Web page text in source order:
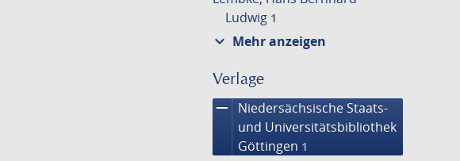
Ludwig 1
expand_more Mehr anzeigen
Verlage
remove
Niedersächsische Staats-
und Universitätsbibliothek
Göttingen 1